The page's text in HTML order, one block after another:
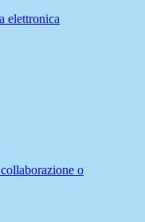
elettronica
o